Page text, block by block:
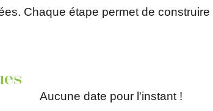
Chaque étape permet de
Aucune date pour l'instant !